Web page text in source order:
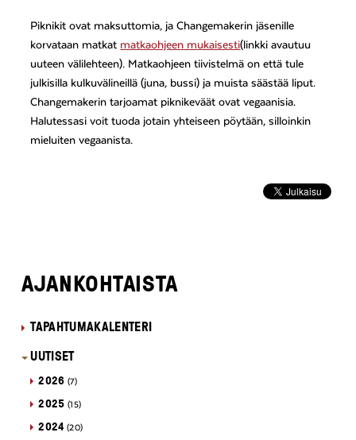
Piknikit ovat maksuttomia, ja Changemakerin jäsenille
korvataan matkat matkaohjeen mukaisesti(linkki avautuu
uuteen välilehteen). Matkaohjeen tiivistelmä on että tule
julkisilla kulkuvälineillä (juna, bussi) ja muista säästää liput.
Changemakerin tarjoamat piknikeväät ovat vegaanisia.
Halutessasi voit tuoda jotain yhteiseen pöytään, silloinkin
mieluiten vegaanista.
AJANKOHTAISTA
TAPAHTUMAKALENTERI
UUTISET
2026 (7)
2025 (15)
2024 (20)